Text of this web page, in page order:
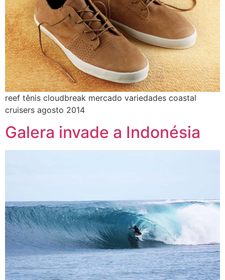
reef tênis cloudbreak mercado variedades coastal
cruisers agosto 2014
Galera invade a Indonésia